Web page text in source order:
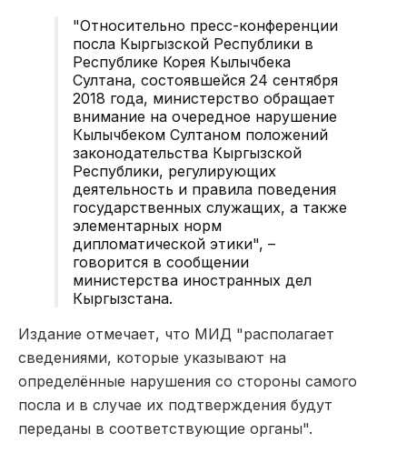
"Относительно пресс-конференции
посла Кыргызской Республики в
Республике Корея Кылычбека
Султана, состоявшейся 24 сентября
2018 года, министерство обращает
внимание на очередное нарушение
Кылычбеком Султаном положений
законодательства Кыргызской
Республики, регулирующих
деятельность и правила поведения
государственных служащих, а также
элементарных норм
дипломатической этики", –
говорится в сообщении
министерства иностранных дел
Кыргызстана.
Издание отмечает, что МИД "располагает
сведениями, которые указывают на
определённые нарушения со стороны самого
посла и в случае их подтверждения будут
переданы в соответствующие органы".